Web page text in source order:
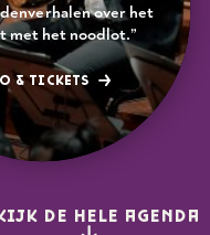
over het
met het noodlot.”
& TICKETS
DE HELE AGENDA